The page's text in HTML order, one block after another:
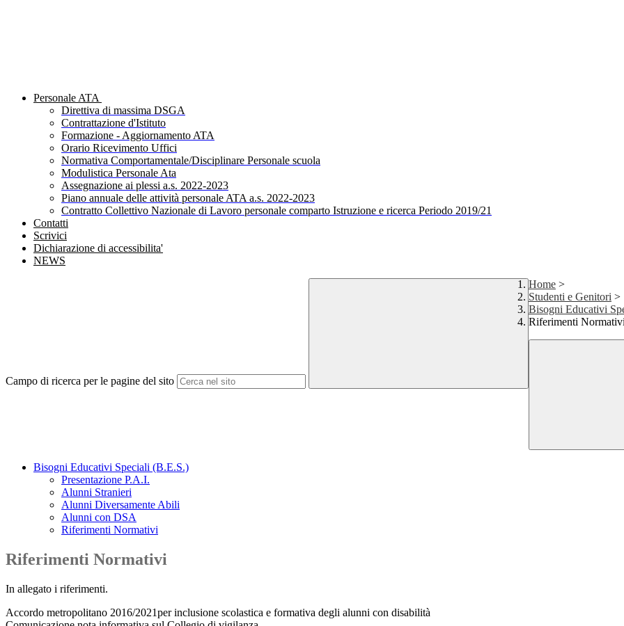
Personale ATA
Direttiva di massima DSGA
Contrattazione d'Istituto
Formazione - Aggiornamento ATA
Orario Ricevimento Uffici
Normativa Comportamentale/Disciplinare Personale scuola
Modulistica Personale Ata
Assegnazione ai plessi a.s. 2022-2023
Piano annuale delle attività personale ATA a.s. 2022-2023
Contratto Collettivo Nazionale di Lavoro personale comparto Istruzione e ricerca Periodo 2019/21
Contatti
Scrivici
Dichiarazione di accessibilita'
NEWS
Campo di ricerca per le pagine del sito
Home >
Studenti e Genitori >
Bisogni Educativi
Riferimenti Normativi
Bisogni Educativi Speciali (B.E.S.)
Presentazione P.A.I.
Alunni Stranieri
Alunni Diversamente Abili
Alunni con DSA
Riferimenti Normativi
Riferimenti Normativi
In allegato i riferimenti.
Accordo metropolitano 2016/2021per inclusione scolastica e formativa degli alunni con disabilità